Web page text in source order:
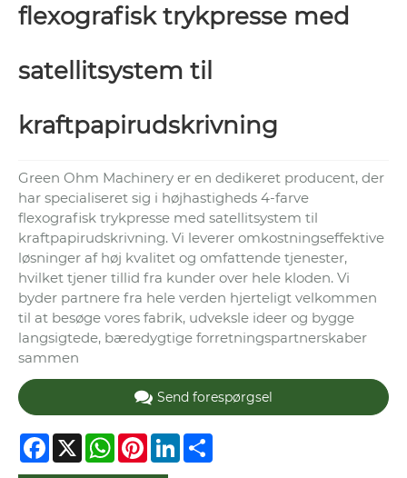
flexografisk trykpresse med
satellitsystem til
kraftpapirudskrivning
Green Ohm Machinery er en dedikeret producent, der
har specialiseret sig i højhastigheds 4-farve
flexografisk trykpresse med satellitsystem til
kraftpapirudskrivning. Vi leverer omkostningseffektive
løsninger af høj kvalitet og omfattende tjenester,
hvilket tjener tillid fra kunder over hele kloden. Vi
byder partnere fra hele verden hjerteligt velkommen
til at besøge vores fabrik, udveksle ideer og bygge
langsigtede, bæredygtige forretningspartnerskaber
sammen
Send forespørgsel
Facebook
X WhatsApp
PinterestLinkedIn